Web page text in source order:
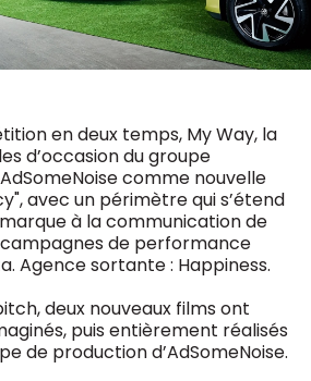
en deux temps, My Way, la
d’occasion du groupe
comme nouvelle
avec un périmètre qui s’étend
à la communication de
campagnes de performance
Agence sortante : Happiness.
deux nouveaux films ont
puis entièrement réalisés
de production d’AdSomeNoise.
Freemium
access
MM e - News
MM Brunch
MM Tech
MM Best of
Research
MM Blue
MM Magazine
(digital)